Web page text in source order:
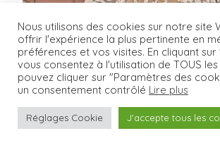
KAELAT
AIRE BARCELONA
Nous utilisons des cookies sur notre site
offrir l'expérience la plus pertinente en
préférences et vos visites. En cliquant
vous consentez à l'utilisation de TOUS
pouvez cliquer sur "Paramètres des
un consentement contrôlé Lire plus
Réglages Cookie J'accepte tous les